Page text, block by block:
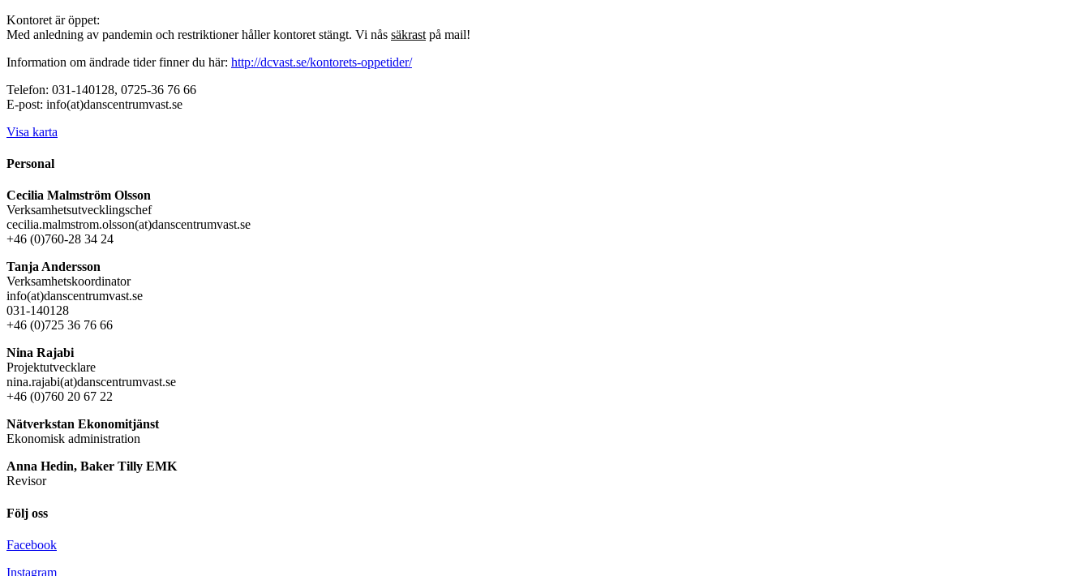
Kontoret är öppet:
Med anledning av pandemin och restriktioner håller kontoret stängt. Vi nås säkrast på mail!
Information om ändrade tider finner du här: http://dcvast.se/kontorets-oppetider/
Telefon: 031-140128, 0725-36 76 66
E-post: info(at)danscentrumvast.se
Visa karta
Personal
Cecilia Malmström Olsson
Verksamhetsutvecklingschef
cecilia.malmstrom.olsson(at)danscentrumvast.se
+46 (0)760-28 34 24
Tanja Andersson
Verksamhetskoordinator
info(at)danscentrumvast.se
031-140128
+46 (0)725 36 76 66
Nina Rajabi
Projektutvecklare
nina.rajabi(at)danscentrumvast.se
+46 (0)760 20 67 22
Nätverkstan Ekonomitjänst
Ekonomisk administration
Anna Hedin, Baker Tilly EMK
Revisor
Följ oss
Facebook
Instagram